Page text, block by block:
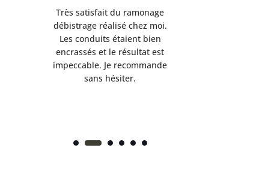
Très satisfait du ramonage
débistrage réalisé chez moi.
Les conduits étaient bien
encrassés et le résultat est
impeccable. Je recommande
sans hésiter.